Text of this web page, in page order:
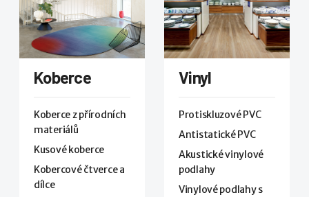
Koberce
Koberce z přírodních
materiálů
Kusové koberce
Kobercové čtverce a
dílce
Vinyl
Protiskluzové PVC
Antistatické PVC
Akustické vinylové
podlahy
Vinylové podlahy s